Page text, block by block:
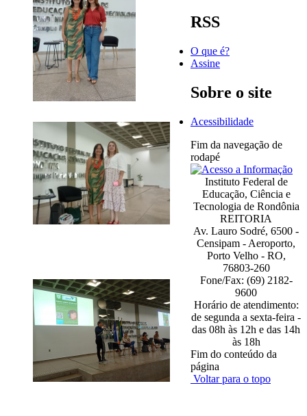
RSS
O que é?
Assine
Sobre o site
Acessibilidade
Fim da navegação de
rodapé
Instituto Federal de
Educação, Ciência e
Tecnologia de Rondônia
REITORIA
Av. Lauro Sodré, 6500 -
Censipam - Aeroporto,
Porto Velho - RO,
76803-260
Fone/Fax: (69) 2182-
9600
Horário de atendimento:
de segunda a sexta-feira -
das 08h às 12h e das 14h
às 18h
Fim do conteúdo da
página
Voltar para o topo